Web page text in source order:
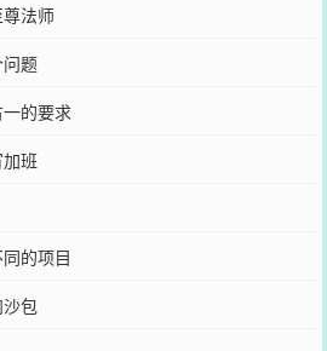
法师
题
的要求
班
的项目
包